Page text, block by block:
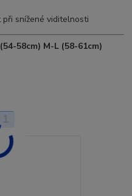
snížené viditelnosti
58cm) M-L (58-61cm)
1